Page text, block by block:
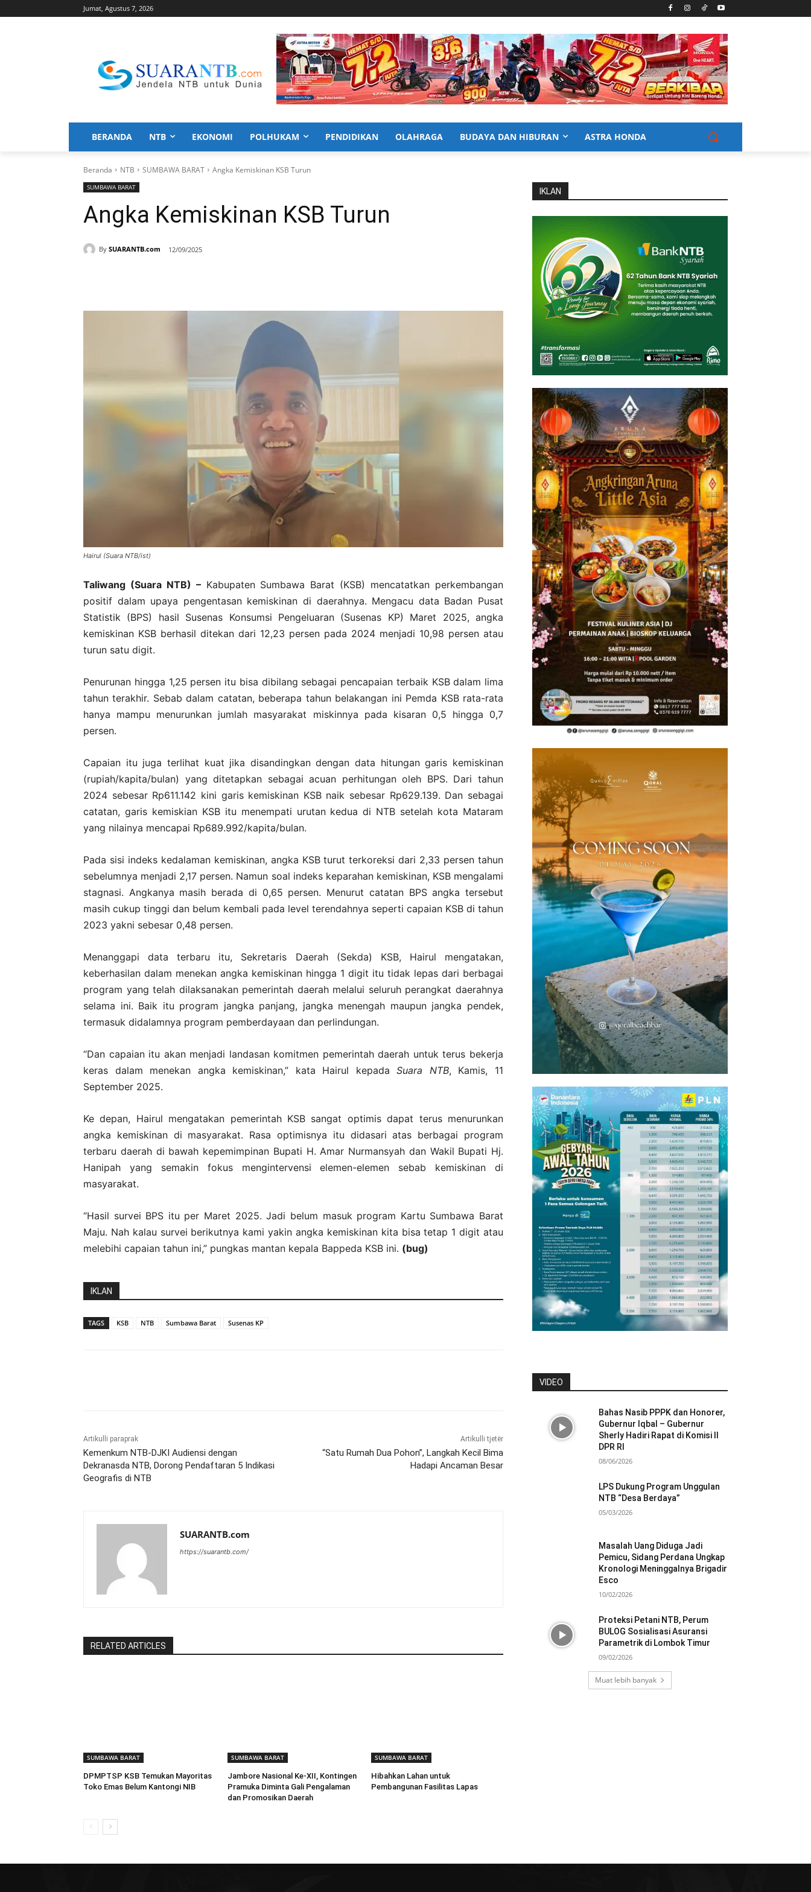
Jumat, Agustus 7, 2026
BERANDA NTB EKONOMI POLHUKAM PENDIDIKAN OLAHRAGA BUDAYA DAN HIBURAN ASTRA HONDA
Beranda NTB SUMBAWA BARAT Angka Kemiskinan KSB Turun
SUMBAWA BARAT
Angka Kemiskinan KSB Turun
By SUARANTB.com 12/09/2025
Hairul (Suara NTB/ist)
Taliwang (Suara NTB) –Kabupaten Sumbawa Barat (KSB) mencatatkan perkembangan
positif dalam upaya pengentasan kemiskinan di daerahnya. Mengacu data Badan Pusat
Statistik (BPS) hasil Susenas Konsumsi Pengeluaran (Susenas KP) Maret 2025, angka
kemiskinan KSB berhasil ditekan dari 12,23 persen pada 2024 menjadi 10,98 persen atau
turun satu digit.
Penurunan hingga 1,25 persen itu bisa dibilang sebagai pencapaian terbaik KSB dalam lima
tahun terakhir. Sebab dalam catatan, beberapa tahun belakangan ini Pemda KSB rata-rata
hanya mampu menurunkan jumlah masyarakat miskinnya pada kisaran 0,5 hingga 0,7
persen.
Capaian itu juga terlihat kuat jika disandingkan dengan data hitungan garis kemiskinan
(rupiah/kapita/bulan) yang ditetapkan sebagai acuan perhitungan oleh BPS. Dari tahun
2024 sebesar Rp611.142 kini garis kemiskinan KSB naik sebesar Rp629.139. Dan sebagai
catatan, garis kemiskian KSB itu menempati urutan kedua di NTB setelah kota Mataram
yang nilainya mencapai Rp689.992/kapita/bulan.
Pada sisi indeks kedalaman kemiskinan, angka KSB turut terkoreksi dari 2,33 persen tahun
sebelumnya menjadi 2,17 persen. Namun soal indeks keparahan kemiskinan, KSB mengalami
stagnasi. Angkanya masih berada di 0,65 persen. Menurut catatan BPS angka tersebut
masih cukup tinggi dan belum kembali pada level terendahnya seperti capaian KSB di tahun
2023 yakni sebesar 0,48 persen.
Menanggapi data terbaru itu, Sekretaris Daerah (Sekda) KSB, Hairul mengatakan,
keberhasilan dalam menekan angka kemiskinan hingga 1 digit itu tidak lepas dari berbagai
program yang telah dilaksanakan pemerintah daerah melalui seluruh perangkat daerahnya
selama ini. Baik itu program jangka panjang, jangka menengah maupun jangka pendek,
termasuk didalamnya program pemberdayaan dan perlindungan.
“Dan capaian itu akan menjadi landasan komitmen pemerintah daerah untuk terus bekerja
keras dalam menekan angka kemiskinan,” kata Hairul kepadaSuara NTB, Kamis, 11
September 2025.
Ke depan, Hairul mengatakan pemerintah KSB sangat optimis dapat terus menurunkan
angka kemiskinan di masyarakat. Rasa optimisnya itu didasari atas berbagai program
terbaru daerah di bawah kepemimpinan Bupati H. Amar Nurmansyah dan Wakil Bupati Hj.
Hanipah yang semakin fokus mengintervensi elemen-elemen sebab kemiskinan di
masyarakat.
“Hasil survei BPS itu per Maret 2025. Jadi belum masuk program Kartu Sumbawa Barat
Maju. Nah kalau survei berikutnya kami yakin angka kemiskinan kita bisa tetap 1 digit atau
melebihi capaian tahun ini,” pungkas mantan kepala Bappeda KSB ini. (bug)
IKLAN
TAGS KSB NTB Sumbawa Barat Susenas KP
Artikulli paraprak
Kemenkum NTB-DJKI Audiensi dengan
Dekranasda NTB, Dorong Pendaftaran 5 Indikasi
Geografis di NTB
Artikulli tjetër
“Satu Rumah Dua Pohon”, Langkah Kecil Bima
Hadapi Ancaman Besar
SUARANTB.com
https://suarantb.com/
RELATED ARTICLES
SUMBAWA BARAT
DPMPTSP KSB Temukan Mayoritas
Toko Emas Belum Kantongi NIB
SUMBAWA BARAT
Jambore Nasional Ke-XII, Kontingen
Pramuka Diminta Gali Pengalaman
dan Promosikan Daerah
SUMBAWA BARAT
Hibahkan Lahan untuk
Pembangunan Fasilitas Lapas
IKLAN
VIDEO
Bahas Nasib PPPK dan Honorer,
Gubernur Iqbal – Gubernur
Sherly Hadiri Rapat di Komisi II
DPR RI
08/06/2026
LPS Dukung Program Unggulan
NTB “Desa Berdaya”
05/03/2026
Masalah Uang Diduga Jadi
Pemicu, Sidang Perdana Ungkap
Kronologi Meninggalnya Brigadir
Esco
10/02/2026
Proteksi Petani NTB, Perum
BULOG Sosialisasi Asuransi
Parametrik di Lombok Timur
09/02/2026
Muat lebih banyak